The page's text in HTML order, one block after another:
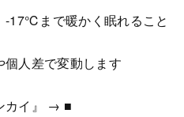
-17℃まで暖かく眠れること
個人差で変動します
カイ』 → ■